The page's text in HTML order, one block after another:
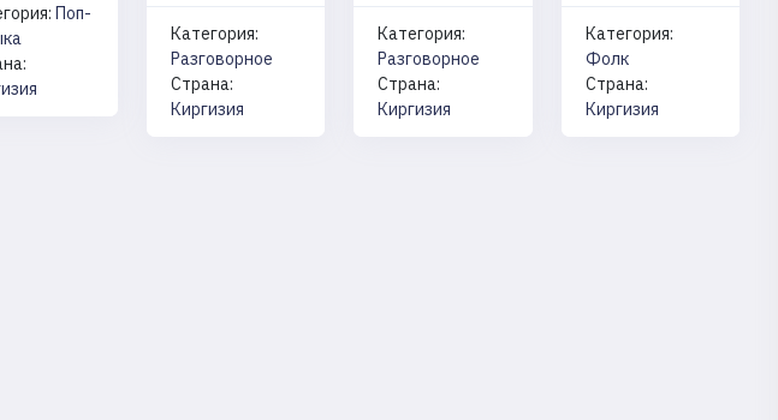
Поп-
Категория:
Разговорное
Страна:
Киргизия
Категория:
Разговорное
Страна:
Киргизия
Категория:
Фолк
Страна:
Киргизия